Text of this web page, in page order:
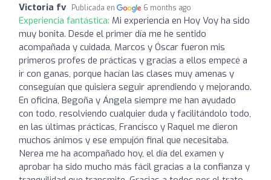
Victoria fv Publicada en 6 months ago
Experiencia fantástica: Mi experiencia en Hoy Voy ha sido
muy bonita. Desde el primer día me he sentido
acompañada y cuidada, Marcos y Óscar fueron mis
primeros profes de prácticas y gracias a ellos empecé a
ir con ganas, porque hacían las clases muy amenas y
conseguían que quisiera seguir aprendiendo y mejorando.
En oficina, Begoña y Ángela siempre me han ayudado
con todo, resolviendo cualquier duda y facilitándolo todo,
en las últimas prácticas, Francisco y Raquel me dieron
muchos ánimos y ese empujón final que necesitaba.
Nerea me ha acompañado hoy, el día del examen y
aprobar ha sido mucho más fácil gracias a la confianza y